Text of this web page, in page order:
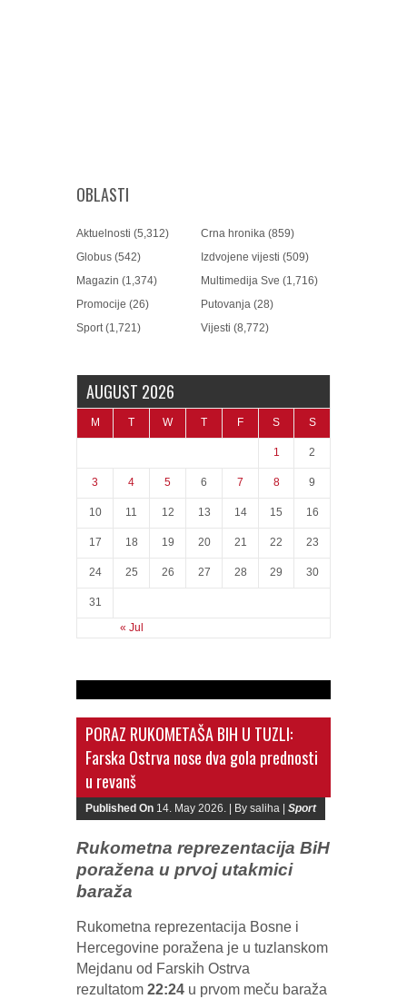
OBLASTI
Aktuelnosti (5,312) Crna hronika (859)
Globus (542) Izdvojene vijesti (509)
Magazin (1,374) Multimedija Sve (1,716)
Promocije (26) Putovanja (28)
Sport(1,721) Vijesti (8,772)
AUGUST 2026
M T W T F S S
« Jul
1 2
3 4 5 6 7 8 9
10 11 12 13 14 15 16
17 18 19 20 21 22 23
24 25 26 27 28 29 30
31
PORAZ RUKOMETAŠA BIH U TUZLI:
Farska Ostrva nose dva gola prednosti
u revanš
Published On 14. May 2026. | By saliha | Sport
Rukometna reprezentacija BiH
poražena u prvoj utakmici
baraža
Rukometna reprezentacija Bosne i
Hercegovine poražena je u tuzlanskom
Mejdanu od Farskih Ostrva
rezultatom 22:24 u prvom meču baraža